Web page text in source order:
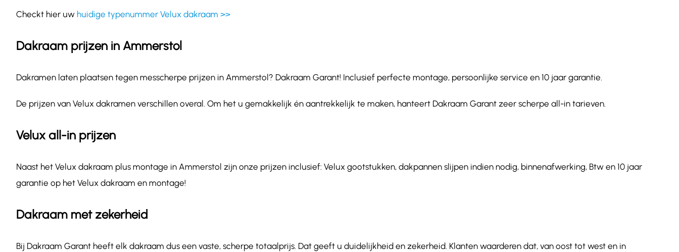
Checkt hier uw huidige typenummer Velux dakraam >>
Dakraam prijzen in Ammerstol
Dakramen laten plaatsen tegen messcherpe prijzen in Ammerstol? Dakraam Garant! Inclusief perfecte montage, persoonlijke service en 10 jaar garantie.
De prijzen van Velux dakramen verschillen overal. Om het u gemakkelijk én aantrekkelijk te maken, hanteert Dakraam Garant zeer scherpe all-in tarieven.
Velux all-in prijzen
Naast het Velux dakraam plus montage in Ammerstol zijn onze prijzen inclusief: Velux gootstukken, dakpannen slijpen indien nodig, binnenafwerking, Btw en 10 jaar
garantie op het Velux dakraam en montage!
Dakraam met zekerheid
Bij Dakraam Garant heeft elk dakraam dus een vaste, scherpe totaalprijs. Dat geeft u duidelijkheid en zekerheid. Klanten waarderen dat, van oost tot west en in